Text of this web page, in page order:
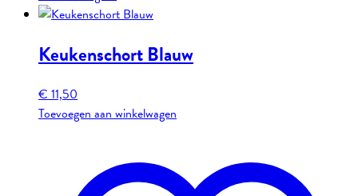
Keukenschort Blauw
€11,50
Toevoegen aan winkelwagen